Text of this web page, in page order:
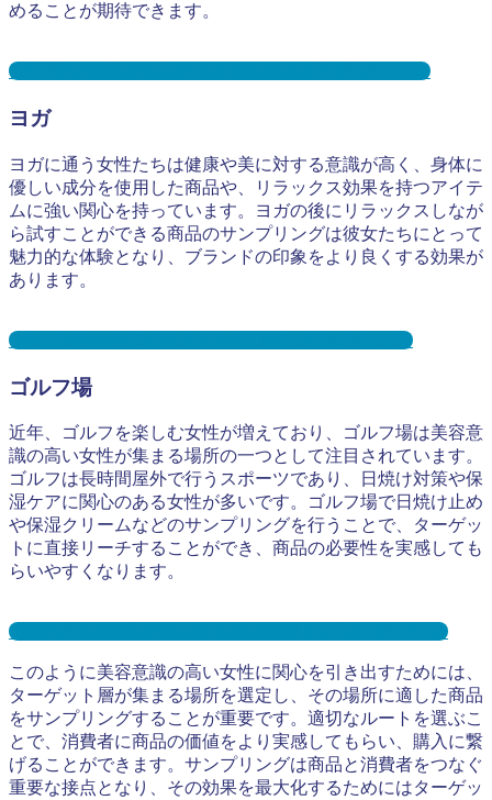
めることが期待できます。
保育園サンプリングとは？メリット３選と事例を紹介
ヨガ
ヨガに通う女性たちは健康や美に対する意識が高く、身体に
優しい成分を使用した商品や、リラックス効果を持つアイテ
ムに強い関心を持っています。ヨガの後にリラックスしなが
ら試すことができる商品のサンプリングは彼女たちにとって
魅力的な体験となり、ブランドの印象をより良くする効果が
あります。
ヨガサンプリングとは？メリット３選と事例を紹介
ゴルフ場
近年、ゴルフを楽しむ女性が増えており、ゴルフ場は美容意
識の高い女性が集まる場所の一つとして注目されています。
ゴルフは長時間屋外で行うスポーツであり、日焼け対策や保
湿ケアに関心のある女性が多いです。ゴルフ場で日焼け止め
や保湿クリームなどのサンプリングを行うことで、ターゲッ
トに直接リーチすることができ、商品の必要性を実感しても
らいやすくなります。
ゴルフ場サンプリングとは？メリット３選と事例を紹介
このように美容意識の高い女性に関心を引き出すためには、
ターゲット層が集まる場所を選定し、その場所に適した商品
をサンプリングすることが重要です。適切なルートを選ぶこ
とで、消費者に商品の価値をより実感してもらい、購入に繋
げることができます。サンプリングは商品と消費者をつなぐ
重要な接点となり、その効果を最大化するためにはターゲッ